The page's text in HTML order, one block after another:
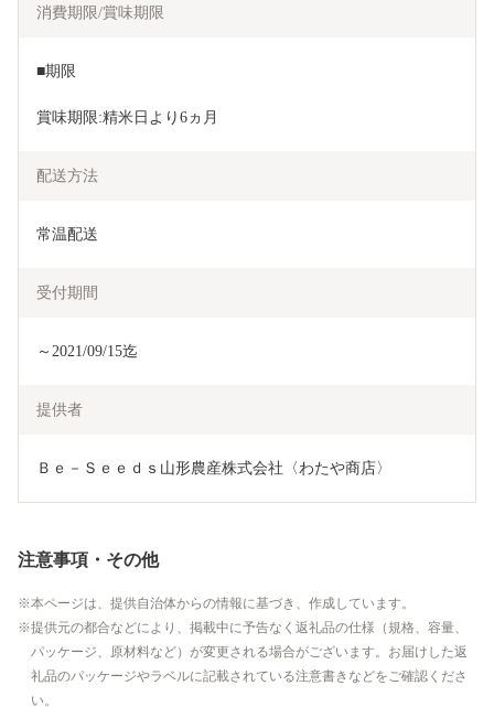
消費期限/賞味期限
■期限
賞味期限:精米日より6ヵ月
配送方法
常温配送
受付期間
～2021/09/15迄
提供者
Ｂｅ－Ｓｅｅｄｓ山形農産株式会社〈わたや商店〉
注意事項・その他
本ページは、提供自治体からの情報に基づき、作成しています。
提供元の都合などにより、掲載中に予告なく返礼品の仕様（規格、容量、
パッケージ、原材料など）が変更される場合がございます。お届けした返
礼品のパッケージやラベルに記載されている注意書きなどをご確認くださ
い。